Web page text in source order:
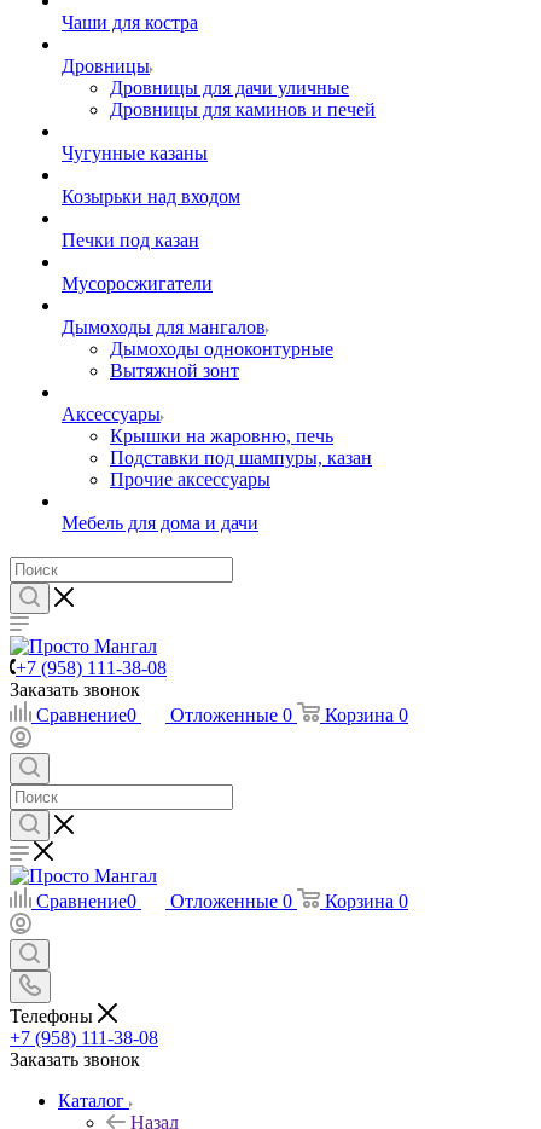
Чаши для костра
Дровницы
Дровницы для дачи уличные
Дровницы для каминов и печей
Чугунные казаны
Козырьки над входом
Печки под казан
Мусоросжигатели
Дымоходы для мангалов
Дымоходы одноконтурные
Вытяжной зонт
Аксессуары
Крышки на жаровню, печь
Подставки под шампуры, казан
Прочие аксессуары
Мебель для дома и дачи
+7 (958) 111-38-08
Заказать звонок
Сравнение0 Отложенные 0 Корзина 0
Сравнение0 Отложенные 0 Корзина 0
Телефоны
+7 (958) 111-38-08
Заказать звонок
Каталог
Назад